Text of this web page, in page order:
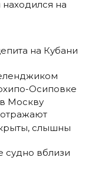
на
на Кубани
Осиповке
Москву
слышны
судно вблизи